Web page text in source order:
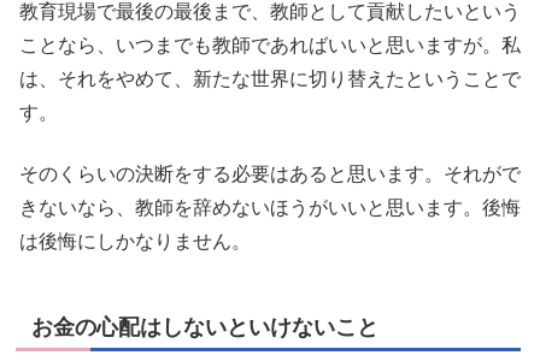
教育現場で最後の最後まで、教師として貢献したいという
ことなら、いつまでも教師であればいいと思いますが。私
は、それをやめて、新たな世界に切り替えたということで
す。
そのくらいの決断をする必要はあると思います。それがで
きないなら、教師を辞めないほうがいいと思います。後悔
は後悔にしかなりません。
お金の心配はしないといけないこと